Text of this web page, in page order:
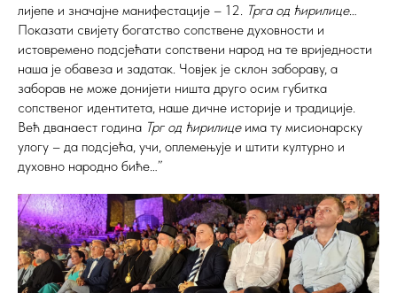
лијепе и значајне манифестације – 12.
Трга од ћирилице…
Показати свијету богатство сопствене духовности и
истовремено подсјећати сопствени народ на те вриједности
наша је обавеза и задатак. Човјек је склон забораву, а
заборав не може донијети ништа друго осим губитка
сопственог идентитета, наше дичне историје и традиције.
Већ дванаест година Трг од ћирилицеима ту мисионарску
улогу – да подсјећа, учи, оплемењује и штити културно и
духовно народно биће…”